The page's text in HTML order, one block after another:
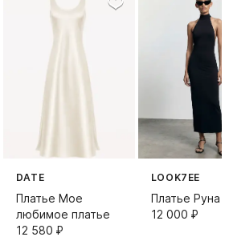
DATE
Платье Мое
любимое платье
12 580⁠ ⁠₽
LOOK7EE
Платье Руна
12 000⁠ ⁠₽